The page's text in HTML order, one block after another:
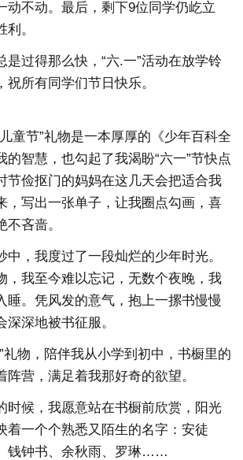
动不动。最后，剩下9位同学仍屹立
。
是过得那么快，“六.一”活动在放学铃
祝所有同学们节日快乐。
童节”礼物是一本厚厚的《少年百科全
的智慧，也勾起了我渴盼“六一”节快点
节俭抠门的妈妈在这几天会把适合我
，写出一张单子，让我圈点勾画，喜
吝啬。
中，我度过了一段灿烂的少年时光。
，我至今难以忘记，无数个夜晚，我
睡。凭风发的意气，抱上一摞书慢慢
深地被书征服。
礼物，陪伴我从小学到初中，书橱里的
阵营，满足着我那好奇的欲望。
时候，我愿意站在书橱前欣赏，阳光
着一个个熟悉又陌生的名字：安徒
钱钟书、余秋雨、罗琳……